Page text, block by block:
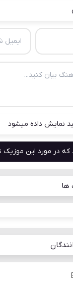
نمایش داده میشود
که در مورد این موزیک
ها